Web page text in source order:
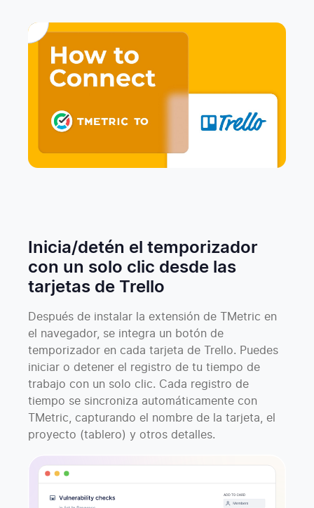
Inicia/detén el temporizador
con un solo clic desde las
tarjetas de Trello
Después de instalar la extensión de TMetric en
el navegador, se integra un botón de
temporizador en cada tarjeta de Trello. Puedes
iniciar o detener el registro de tu tiempo de
trabajo con un solo clic. Cada registro de
tiempo se sincroniza automáticamente con
TMetric, capturando el nombre de la tarjeta, el
proyecto (tablero) y otros detalles.